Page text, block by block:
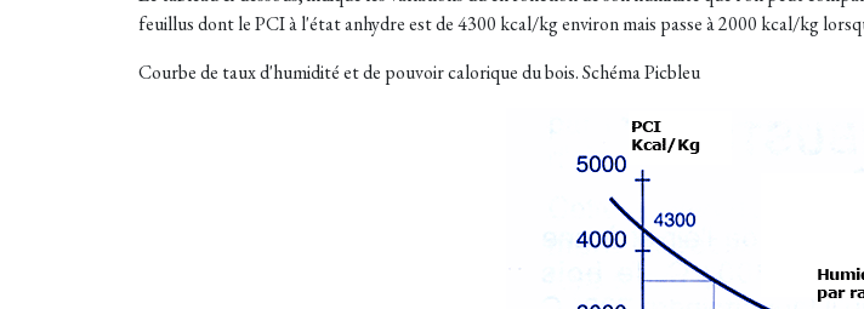
feuillus dont le PCI à l'état anhydre est de 4300 kcal/kg environ mais passe à 2000 kcal/kg
Courbe de taux d'humidité et de pouvoir calorique du bois. Schéma Picbleu